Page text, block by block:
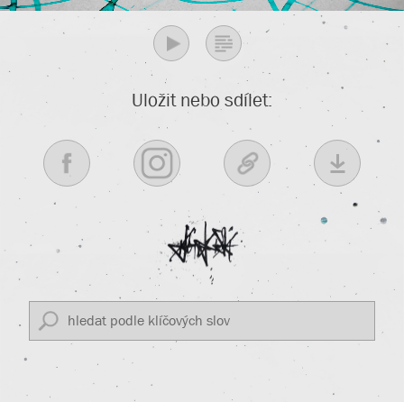
Uložit nebo sdílet: